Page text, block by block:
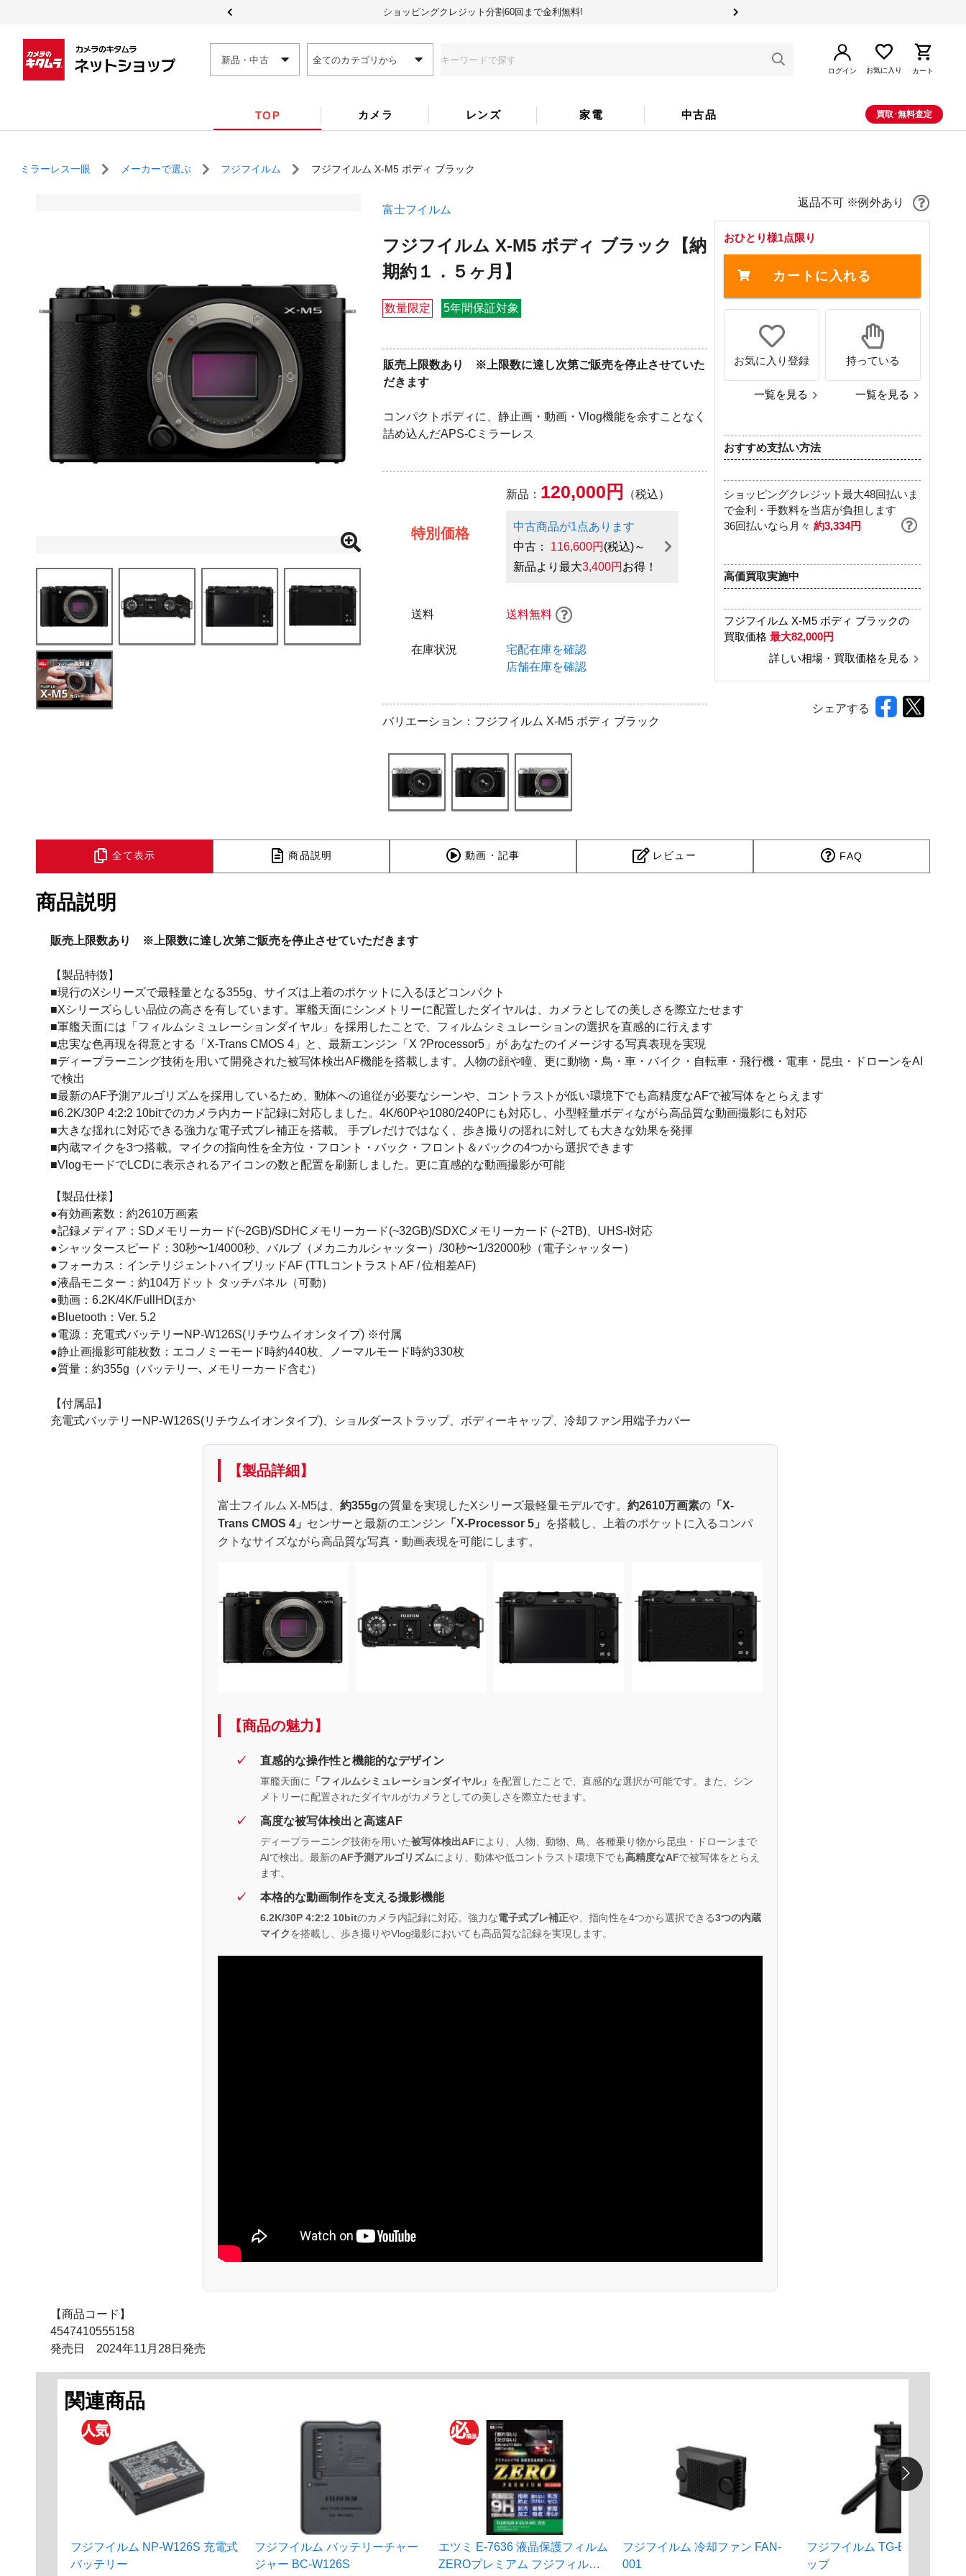
ショッピングクレジット分割60回まで金利無料!
新品・中古 全てのカテゴリから
ログイン お気に入り カート
TOP カメラ レンズ 家電 中古品 買取･無料査定
ミラーレス一眼 メーカーで選ぶ フジフイルム フジフイルム X-M5 ボディ ブラック
富士フイルム
フジフイルム X-M5 ボディ ブラック
【納
期約１．５ヶ月】
数量限定 5年間保証対象
販売上限数あり ※上限数に達し次第ご販売を停止させていた
だきます
コンパクトボディに、静止画・動画・Vlog機能を余すことなく
詰め込んだAPS-Cミラーレス
特別価格
新品： 120,000円 （税込）
中古商品が1点あります
中古： 116,600円 (税込)～
新品より最大3,400円 お得！
送料 送料無料
在庫状況
宅配在庫を確認
店舗在庫を確認
バリエーション：フジフイルム X-M5 ボディ ブラック
返品不可 ※例外あり
おひとり様1点限り
カートに入れる
お気に入り登録
一覧を見る
持っている
一覧を見る
おすすめ支払い方法
ショッピングクレジット最大48回払いま
で金利・手数料を当店が負担します
36回払いなら月々 約3,334円
高価買取実施中
フジフイルム X-M5 ボディ ブラックの
買取価格 最大82,000円
詳しい相場・買取価格を見る
シェアする
全て表示 商品説明 動画・記事 レビュー FAQ
商品説明
販売上限数あり ※上限数に達し次第ご販売を停止させていただきます
【製品特徴】
■現行のXシリーズで最軽量となる355g、サイズは上着のポケットに入るほどコンパクト
■Xシリーズらしい品位の高さを有しています。軍艦天面にシンメトリーに配置したダイヤルは、カメラとしての美しさを際立たせます
■軍艦天面には「フィルムシミュレーションダイヤル」を採用したことで、フィルムシミュレーションの選択を直感的に行えます
■忠実な色再現を得意とする「X-Trans CMOS 4」と、最新エンジン「X ?Processor5」が あなたのイメージする写真表現を実現
■ディープラーニング技術を用いて開発された被写体検出AF機能を搭載します。人物の顔や瞳、更に動物・鳥・車・バイク・自転車・飛行機・電車・昆虫・ドローンをAI
で検出
■最新のAF予測アルゴリズムを採用しているため、動体への追従が必要なシーンや、コントラストが低い環境下でも高精度なAFで被写体をとらえます
■6.2K/30P 4:2:2 10bitでのカメラ内カード記録に対応しました。4K/60Pや1080/240Pにも対応し、小型軽量ボディながら高品質な動画撮影にも対応
■大きな揺れに対応できる強力な電子式ブレ補正を搭載。 手ブレだけではなく、歩き撮りの揺れに対しても大きな効果を発揮
■内蔵マイクを3つ搭載。マイクの指向性を全方位・フロント・バック・フロント＆バックの4つから選択できます
■VlogモードでLCDに表示されるアイコンの数と配置を刷新しました。更に直感的な動画撮影が可能
【製品仕様】
●有効画素数：約2610万画素
●記録メディア：SDメモリーカード(~2GB)/SDHCメモリーカード(~32GB)/SDXCメモリーカード (~2TB)、UHS-I対応
●シャッタースピード：30秒〜1/4000秒、バルブ（メカニカルシャッター）/30秒〜1/32000秒（電子シャッター）
●フォーカス：インテリジェントハイブリッドAF (TTLコントラストAF / 位相差AF)
●液晶モニター：約104万ドット タッチパネル（可動）
●動画：6.2K/4K/FullHDほか
●Bluetooth：Ver. 5.2
●電源：充電式バッテリーNP-W126S(リチウムイオンタイプ) ※付属
●静止画撮影可能枚数：エコノミーモード時約440枚、ノーマルモード時約330枚
●質量：約355g（バッテリー､ メモリーカード含む）
【付属品】
充電式バッテリーNP-W126S(リチウムイオンタイプ)、ショルダーストラップ、ボディーキャップ、冷却ファン用端子カバー
【製品詳細】
富士フイルム X-M5は、 約355gの質量を実現したXシリーズ最軽量モデルです。 約2610万画素の 「X-
Trans CMOS 4」 センサーと最新のエンジン 「X-Processor 5」
を搭載し、上着のポケットに入るコンパ
クトなサイズながら高品質な写真・動画表現を可能にします。
【商品の魅力】
直感的な操作性と機能的なデザイン
軍艦天面に 「フィルムシミュレーションダイヤル」 を配置したことで、直感的な選択が可能です。また、シン
メトリーに配置されたダイヤルがカメラとしての美しさを際立たせます。
高度な被写体検出と高速AF
ディープラーニング技術を用いた被写体検出AFにより、人物、動物、鳥、各種乗り物から昆虫・ドローンまで
AIで検出。最新のAF予測アルゴリズムにより、動体や低コントラスト環境下でも高精度なAFで被写体をとらえ
ます。
本格的な動画制作を支える撮影機能
6.2K/30P 4:2:2 10bitのカメラ内記録に対応。強力な電子式ブレ補正や、指向性を4つから選択できる3つの内蔵
マイクを搭載し、歩き撮りやVlog撮影においても高品質な記録を実現します。
【商品コード】
4547410555158
発売日 2024年11月28日発売
関連商品
フジフイルム NP-W126S 充電式
バッテリー
フジフイルム バッテリーチャー
ジャー BC-W126S
エツミ E-7636 液晶保護フィルム
ZEROプレミアム フジフィルム
フジフイルム 冷却ファン FAN-
001
フジフイルム TG-BT1 三脚グ
ップ